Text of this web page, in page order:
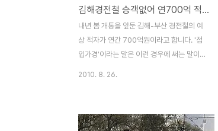
김해경전철 승객없어 연700억 적자, 창원은?
내년 봄 개통을 앞둔 김해-부산 경전철의 예
상 적자가 연간 700억원이라고 합니다. '점
입가경'이라는 말은 이런 경우에 써는 말이겠
어나서 매년 700억원의 운영적자가 발생한
2010. 8. 26.